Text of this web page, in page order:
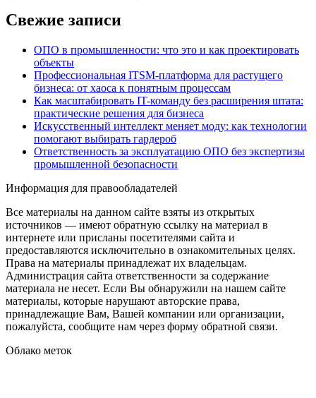
Свежие записи
ОПО в промышленности: что это и как проектировать
объекты
Профессиональная ITSM-платформа для растущего
бизнеса: от хаоса к понятным процессам
Как масштабировать IT-команду без расширения штата:
практические решения для бизнеса
Искусственный интеллект меняет моду: как технологии
помогают выбирать гардероб
Ответственность за эксплуатацию ОПО без экспертизы
промышленной безопасности
Информация для правообладателей
Все материалы на данном сайте взяты из открытых
источников — имеют обратную ссылку на материал в
интернете или присланы посетителями сайта и
предоставляются исключительно в ознакомительных целях.
Права на материалы принадлежат их владельцам.
Администрация сайта ответственности за содержание
материала не несет. Если Вы обнаружили на нашем сайте
материалы, которые нарушают авторские права,
принадлежащие Вам, Вашей компании или организации,
пожалуйста, сообщите нам через форму обратной связи.
Облако меток